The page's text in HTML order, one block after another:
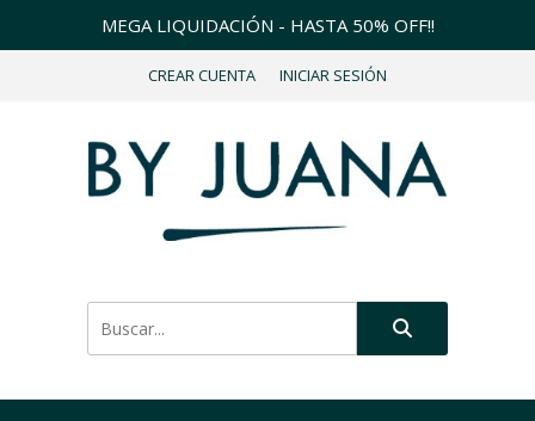
MEGA LIQUIDACIÓN - HASTA 50% OFF!!
CREAR CUENTA INICIAR SESIÓN